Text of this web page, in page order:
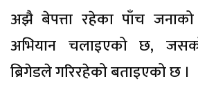
अझै बेपत्ता रहेका पाँच जनाको
अभियान चलाइएको छ,
ब्रिगेडले गरिरहेको बताइएको छ ।